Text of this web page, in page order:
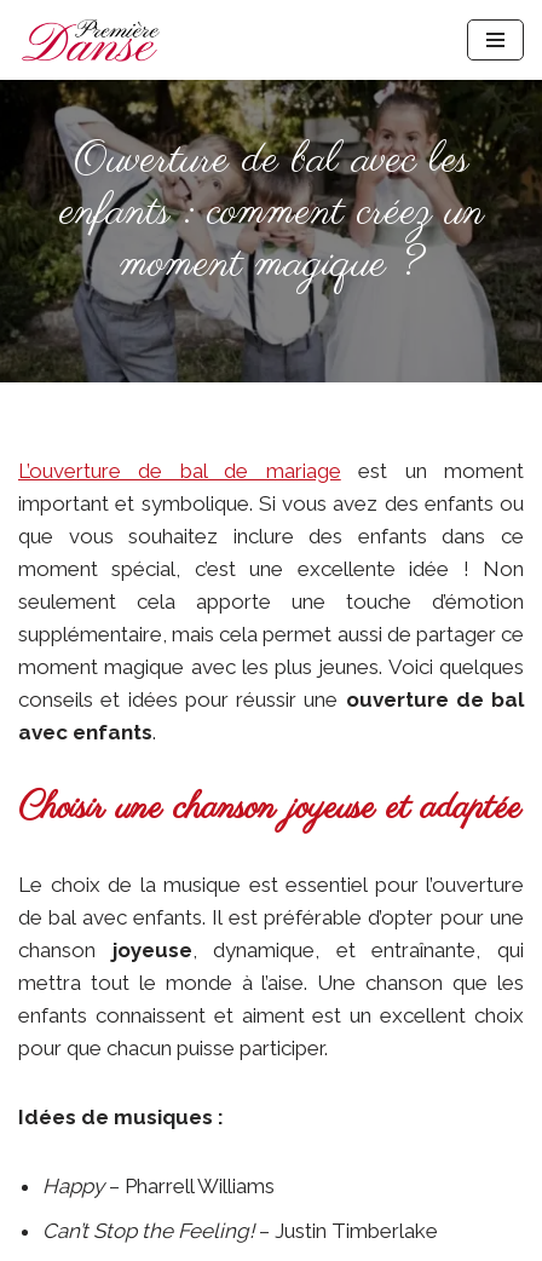
Aller
contenuOuverture de bal avec les
enfants : comment créez un
moment magique ?
L’ouverture de bal de mariage est un moment
important et symbolique. Si vous avez des enfants ou
que vous souhaitez inclure des enfants dans ce
moment spécial, c’est une excellente idée ! Non
seulement cela apporte une touche d’émotion
supplémentaire, mais cela permet aussi de partager ce
moment magique avec les plus jeunes. Voici quelques
conseils et idées pour réussir une ouverture de bal
avec enfants.
Choisir une chanson joyeuse et adaptée
Le choix de la musique est essentiel pour l’ouverture
de bal avec enfants. Il est préférable d’opter pour une
chanson joyeuse , dynamique, et entraînante, qui
mettra tout le monde à l’aise. Une chanson que les
enfants connaissent et aiment est un excellent choix
pour que chacun puisse participer.
Idées de musiques :
Happy– Pharrell Williams
Can’t Stop the Feeling!– Justin Timberlake